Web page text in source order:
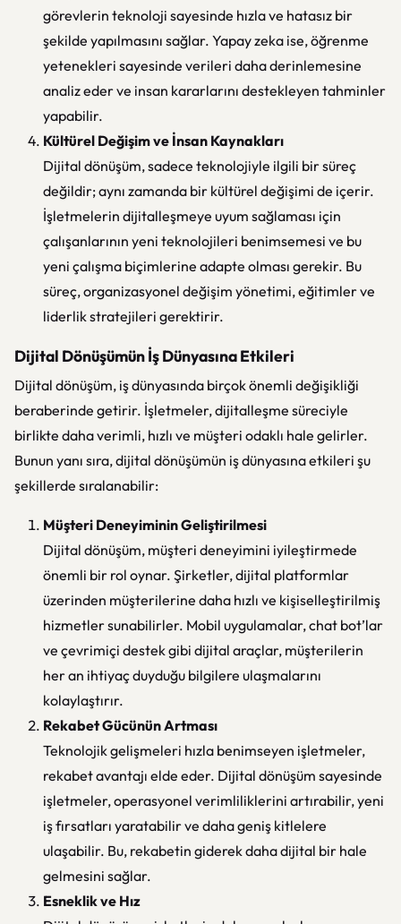
görevlerin teknoloji sayesinde hızla ve hatasız bir
şekilde yapılmasını sağlar. Yapay zeka ise, öğrenme
yetenekleri sayesinde verileri daha derinlemesine
analiz eder ve insan kararlarını destekleyen tahminler
yapabilir.
Kültürel Değişim ve İnsan Kaynakları
Dijital dönüşüm, sadece teknolojiyle ilgili bir süreç
değildir; aynı zamanda bir kültürel değişimi de içerir.
İşletmelerin dijitalleşmeye uyum sağlaması için
çalışanlarının yeni teknolojileri benimsemesi ve bu
yeni çalışma biçimlerine adapte olması gerekir. Bu
süreç, organizasyonel değişim yönetimi, eğitimler ve
liderlik stratejileri gerektirir.
Dijital Dönüşümün İş Dünyasına Etkileri
Dijital dönüşüm, iş dünyasında birçok önemli değişikliği
beraberinde getirir. İşletmeler, dijitalleşme süreciyle
birlikte daha verimli, hızlı ve müşteri odaklı hale gelirler.
Bunun yanı sıra, dijital dönüşümün iş dünyasına etkileri şu
şekillerde sıralanabilir:
Müşteri Deneyiminin Geliştirilmesi
Dijital dönüşüm, müşteri deneyimini iyileştirmede
önemli bir rol oynar. Şirketler, dijital platformlar
üzerinden müşterilerine daha hızlı ve kişiselleştirilmiş
hizmetler sunabilirler. Mobil uygulamalar, chat bot’lar
ve çevrimiçi destek gibi dijital araçlar, müşterilerin
her an ihtiyaç duyduğu bilgilere ulaşmalarını
kolaylaştırır.
Rekabet Gücünün Artması
Teknolojik gelişmeleri hızla benimseyen işletmeler,
rekabet avantajı elde eder. Dijital dönüşüm sayesinde
işletmeler, operasyonel verimliliklerini artırabilir, yeni
iş fırsatları yaratabilir ve daha geniş kitlelere
ulaşabilir. Bu, rekabetin giderek daha dijital bir hale
gelmesini sağlar.
Esneklik ve Hız